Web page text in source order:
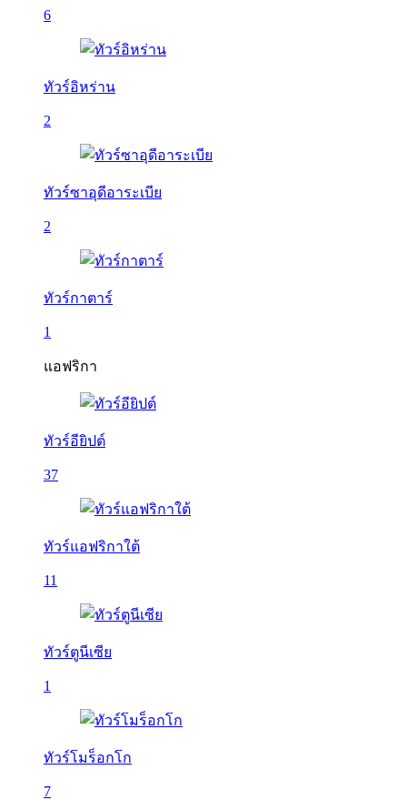
6
ทัวร์อิหร่าน
2
ทัวร์ซาอุดีอาระเบีย
2
ทัวร์กาตาร์
1
แอฟริกา
ทัวร์อียิปต์
37
ทัวร์แอฟริกาใต้
11
ทัวร์ตูนีเซีย
1
ทัวร์โมร็อกโก
7